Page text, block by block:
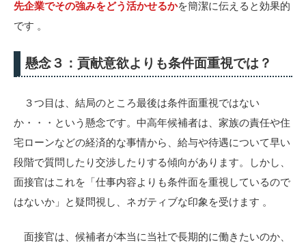
先企業でその強みをどう活かせるかを簡潔に伝えると効果的
です 。
懸念３：貢献意欲よりも条件面重視では？
３つ目は、結局のところ最後は条件面重視ではない
か・・・という懸念です。中高年候補者は、家族の責任や住
宅ローンなどの経済的な事情から、給与や待遇について早い
段階で質問したり交渉したりする傾向があります。しかし、
面接官はこれを「仕事内容よりも条件面を重視しているので
はないか」と疑問視し、ネガティブな印象を受けます 。
面接官は、候補者が本当に当社で長期的に働きたいのか、